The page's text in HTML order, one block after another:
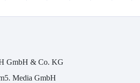
GmbH & Co. KG
Media GmbH